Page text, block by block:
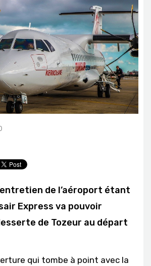
de l’aéroport étant
Express va pouvoir
de Tozeur au départ
qui tombe à point avec la